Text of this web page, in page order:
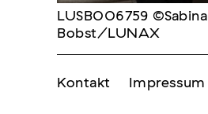
LUSB006759 ©Sabina
Bobst/LUNAX
Kontakt Impressum